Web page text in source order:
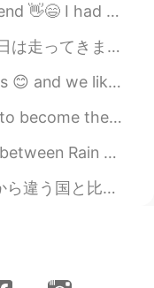
with salad 🥗 also a side of cau...
いました。🥺💦 子供みたいですね。(笑) みんな今日頑張ってくだ...
one is my hand? And gue...
life ! Be happy , not because e...
today in the middle spring lo...
とかスッピンな顔見せたくないとかの時によくマスクする。(マス...